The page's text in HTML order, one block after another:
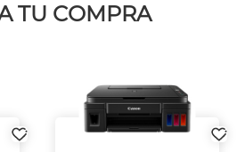
TU COMPRA